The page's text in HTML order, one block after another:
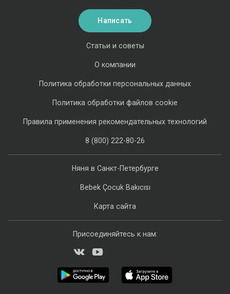
Няня в Санкт-Петербурге
Bebek Çocuk Bakıcısı
Карта сайта
Статьи и советы
О компании
Политика обработки персональных данных
Политика обработки файлов cookie
Правила применения рекомендательных технологий
8 (800) 222-80-26
Написать
Присоединяйтесь к нам: